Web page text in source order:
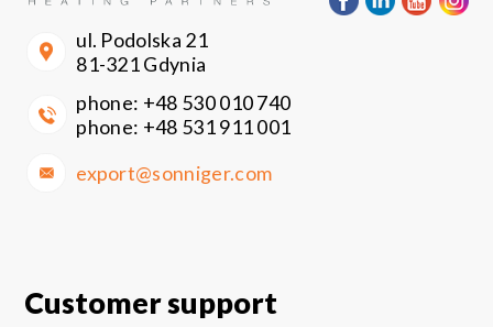
ul. Podolska 21
81-321 Gdynia
phone: +48 530 010 740
phone: +48 531 911 001
export@sonniger.com
Customer support